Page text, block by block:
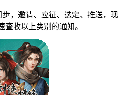
，邀请、应征、选定、推送，现
查收以上类别的通知。